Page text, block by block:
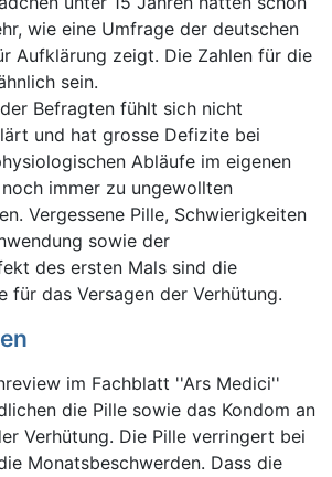
wie eine Umfrage der deutschen
Aufklärung zeigt. Die Zahlen für die
sein.
Befragten fühlt sich nicht
und hat grosse Defizite bei
Abläufe im eigenen
immer zu ungewollten
Vergessene Pille, Schwierigkeiten
sowie der
des ersten Mals sind die
für das Versagen der Verhütung.
im Fachblatt ''Ars Medici''
die Pille sowie das Kondom an
Verhütung. Die Pille verringert bei
Monatsbeschwerden. Dass die